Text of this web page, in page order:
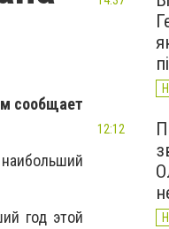
сообщает
год этой
12:12